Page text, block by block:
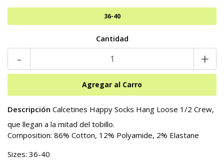
36-40
Cantidad
- +
Descripción Calcetines Happy Socks Hang Loose 1/2 Crew,
que llegan a la mitad del tobillo.
Composition: 86% Cotton, 12% Polyamide, 2% Elastane
Sizes: 36-40